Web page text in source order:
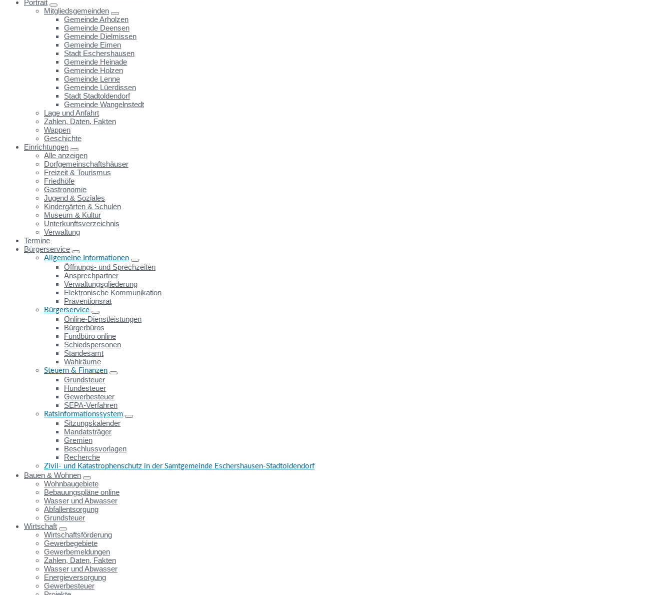
Portrait
Mitgliedsgemeinden
Gemeinde Arholzen
Gemeinde Deensen
Gemeinde Dielmissen
Gemeinde Eimen
Stadt Eschershausen
Gemeinde Heinade
Gemeinde Holzen
Gemeinde Lenne
Gemeinde Lüerdissen
Stadt Stadtoldendorf
Gemeinde Wangelnstedt
Lage und Anfahrt
Zahlen, Daten, Fakten
Wappen
Geschichte
Einrichtungen
Alle anzeigen
Dorfgemeinschaftshäuser
Freizeit & Tourismus
Friedhöfe
Gastronomie
Jugend & Soziales
Kindergärten & Schulen
Museum & Kultur
Unterkunftsverzeichnis
Verwaltung
Termine
Bürgerservice
Allgemeine Informationen
Öffnungs- und Sprechzeiten
Ansprechpartner
Verwaltungsgliederung
Elektronische Kommunikation
Präventionsrat
Bürgerservice
Online-Dienstleistungen
Bürgerbüros
Fundbüro online
Schiedspersonen
Standesamt
Wahlräume
Steuern & Finanzen
Grundsteuer
Hundesteuer
Gewerbesteuer
SEPA-Verfahren
Ratsinformationssystem
Sitzungskalender
Mandatsträger
Gremien
Beschlussvorlagen
Recherche
Zivil- und Katastrophenschutz in der Samtgemeinde Eschershausen-Stadtoldendorf
Bauen & Wohnen
Wohnbaugebiete
Bebauungspläne online
Wasser und Abwasser
Abfallentsorgung
Grundsteuer
Wirtschaft
Wirtschaftsförderung
Gewerbegebiete
Gewerbemeldungen
Zahlen, Daten, Fakten
Wasser und Abwasser
Energieversorgung
Gewerbesteuer